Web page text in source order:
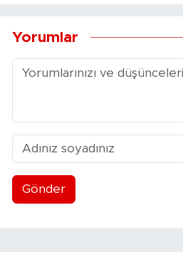
Yorumlar
Gönder